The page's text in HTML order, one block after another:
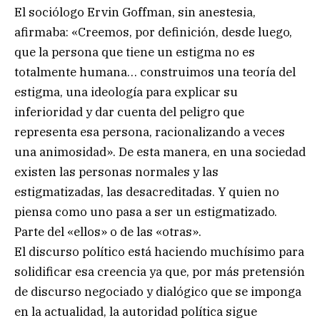
El sociólogo Ervin Goffman, sin anestesia,
afirmaba: «Creemos, por definición, desde luego,
que la persona que tiene un estigma no es
totalmente humana… construimos una teoría del
estigma, una ideología para explicar su
inferioridad y dar cuenta del peligro que
representa esa persona, racionalizando a veces
una animosidad». De esta manera, en una sociedad
existen las personas normales y las
estigmatizadas, las desacreditadas. Y quien no
piensa como uno pasa a ser un estigmatizado.
Parte del «ellos» o de las «otras».
El discurso político está haciendo muchísimo para
solidificar esa creencia ya que, por más pretensión
de discurso negociado y dialógico que se imponga
en la actualidad, la autoridad política sigue